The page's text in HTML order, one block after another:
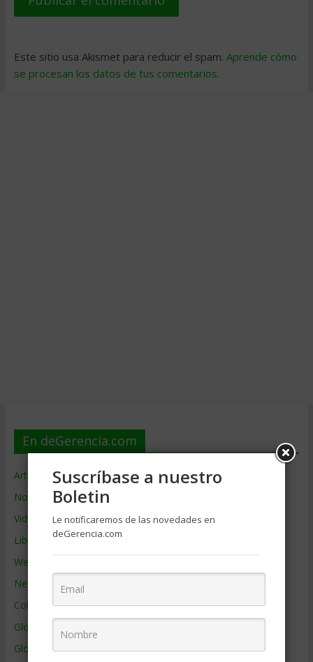
Este sitio usa Akismet para reducir el spam. Aprende cómo
se procesan los datos de tus comentarios.
En deGerencia.com
Artículos de Gerencia
Noticias de Gerencia
Videos de Gerencia
Libros de Gerencia
Webs de Gerencia
Negocios por País
Colaboradores de Gerencia
Glosario
Glosario Inglés – Español
Suscríbase a nuestro
Boletin
Le notificaremos de las novedades en
deGerencia.com